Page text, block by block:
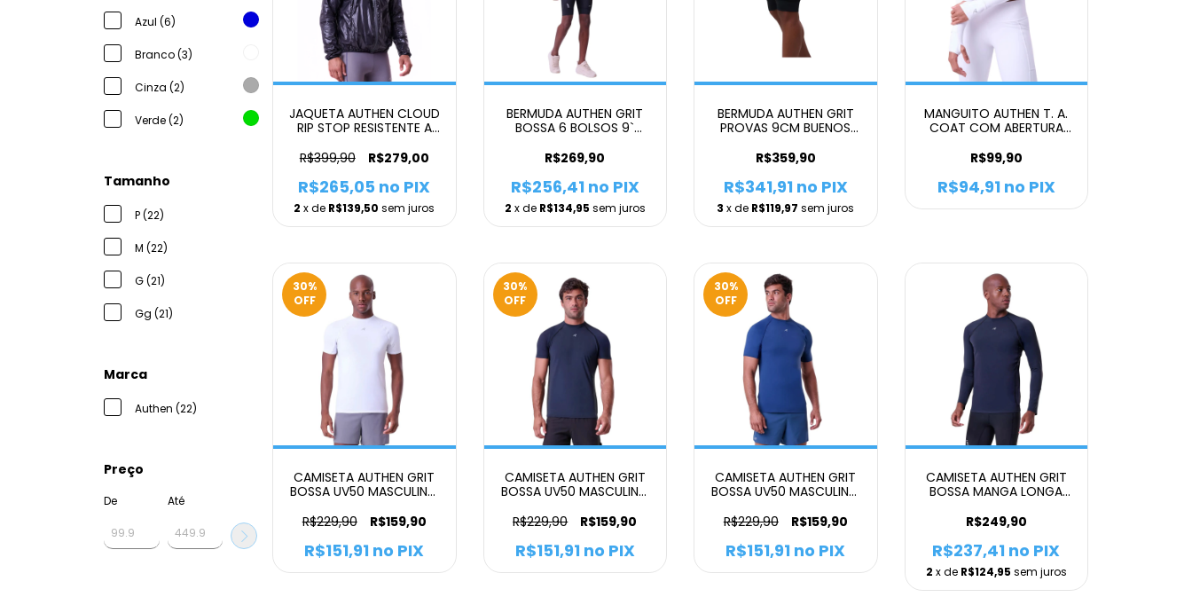
Azul (6)
Branco (3)
Cinza (2)
Verde (2)
Tamanho
P (22)
M (22)
G (21)
Gg (21)
Marca
Authen (22)
Preço
De Até
JAQUETA AUTHEN CLOUD
RIP STOP RESISTENTE A
MASCULINO PRETO
R$399,90 R$279,00
2 x de R$139,50 sem juros
R$265,05 no PIX
BERMUDA AUTHEN GRIT
BOSSA 6 BOLSOS 9`
R$269,90
2 x de R$134,95 sem juros
R$256,41no PIX
BERMUDA AUTHEN GRIT
PROVAS 9CM BUENOS
R$359,90
3 x de R$119,97 sem juros
R$341,91no PIX
MANGUITO AUTHEN T. A.
COAT COM ABERTURA
IND UNISSEX
R$99,90
R$94,91no PIX
30%
OFF
CAMISETA AUTHEN GRIT
BOSSA UV50 MASCULINO
R$229,90
R$159,90
R$151,91 no PIX
30%
OFF
CAMISETA AUTHEN GRIT
BOSSA UV50 MASCULINO
R$229,90
R$159,90
R$151,91no PIX
30%
OFF
CAMISETA AUTHEN GRIT
BOSSA UV50 MASCULINO
R$229,90
R$159,90
R$151,91 no PIX
CAMISETA AUTHEN GRIT
BOSSA MANGA LONGA
R$249,90
2 x de R$124,95 sem juros
R$237,41 no PIX